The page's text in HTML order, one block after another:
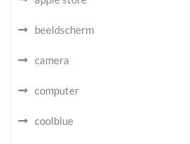
beeldscherm
camera
computer
coolblue